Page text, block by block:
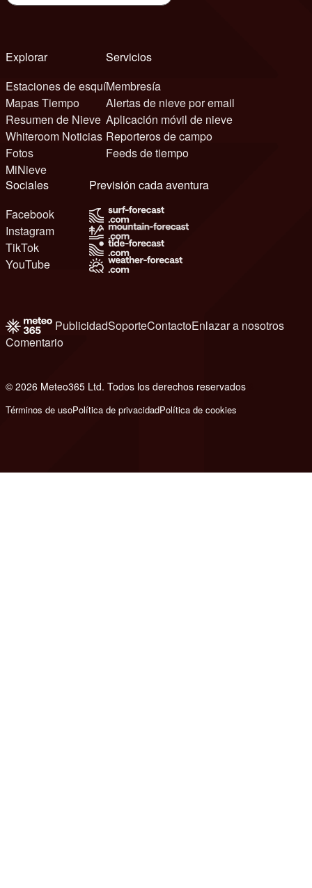
Explorar
Estaciones de esquí
Mapas Tiempo
Resumen de Nieve
Whiteroom Noticias
Fotos
MiNieve
Servicios
Membresía
Alertas de nieve por email
Aplicación móvil de nieve
Reporteros de campo
Feeds de tiempo
Sociales
Facebook
Instagram
TikTok
YouTube
Previsión cada aventura
PublicidadSoporteContactoEnlazar a nosotros
Comentario
© 2026 Meteo365 Ltd. Todos los derechos reservados
Términos de usoPolítica de privacidadPolítica de cookies